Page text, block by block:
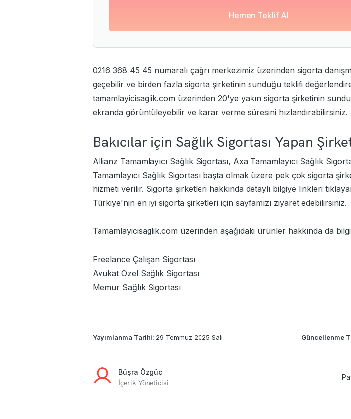
Hemen Teklif Al
0216 368 45 45 numaralı çağrı merkezimiz üzerinden sigorta
geçebilir ve birden fazla sigorta şirketinin sunduğu teklifi
tamamlayicisaglik.com üzerinden 20'ye yakın sigorta şirketinin
ekranda görüntüleyebilir ve karar verme süresini hızlandırabilirsiniz.
Bakıcılar için Sağlık Sigortası Yapan
Allianz Tamamlayıcı Sağlık Sigortası, Axa Tamamlayıcı Sağlık
Tamamlayıcı Sağlık Sigortası başta olmak üzere pek çok sigorta
hizmeti verilir. Sigorta şirketleri hakkında detaylı bilgiye linkleri
Türkiye'nin en iyi sigorta şirketleri için sayfamızı ziyaret edebilirsiniz.
Tamamlayicisaglik.com üzerinden aşağıdaki ürünler hakkında da
Freelance Çalışan Sigortası
Avukat Özel Sağlık Sigortası
Memur Sağlık Sigortası
Yayımlanma Tarihi: 29 Temmuz 2025 Salı Güncellenme
Büşra Özgüç
İçerik Yöneticisi